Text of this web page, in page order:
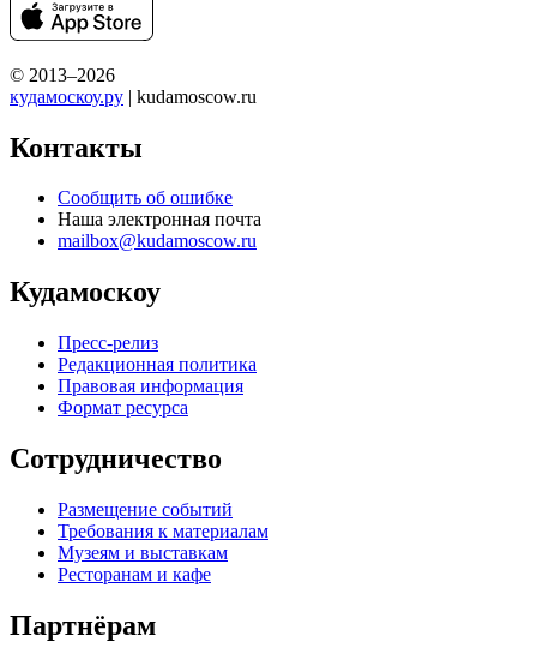
© 2013–2026
кудамоскоу.ру | kudamoscow.ru
Контакты
Сообщить об ошибке
Наша электронная почта
mailbox@kudamoscow.ru
Кудамоскоу
Пресс-релиз
Редакционная политика
Правовая информация
Формат ресурса
Сотрудничество
Размещение событий
Требования к материалам
Музеям и выставкам
Ресторанам и кафе
Партнёрам